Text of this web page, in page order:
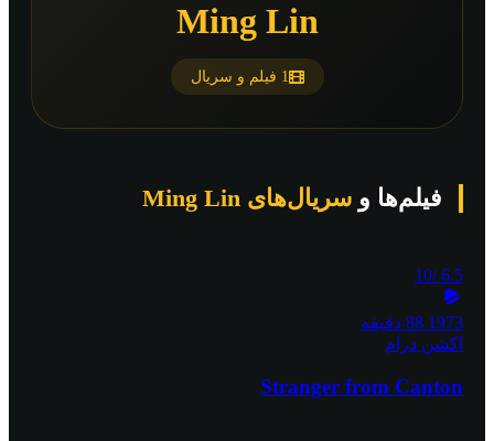
Ming Lin
1 فیلم و سریال
فیلم‌ها و سریال‌های Ming Lin
6.5
/10
1973 88 دقیقه
اکشن درام
Stranger from Canton